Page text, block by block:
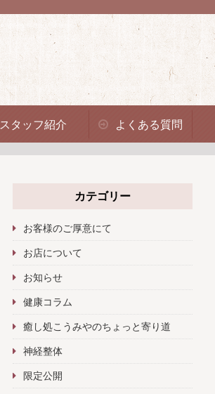
スタッフ紹介 よくある質問
カテゴリー
お客様のご厚意にて
お店について
お知らせ
健康コラム
癒し処こうみやのちょっと寄り道
神経整体
限定公開